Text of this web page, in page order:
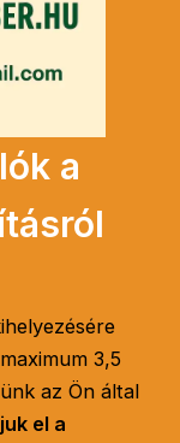
a
3,5
az Ön által
el a